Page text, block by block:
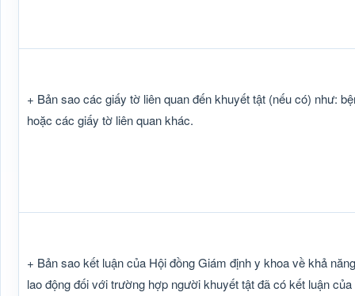
+ Bản sao các giấy tờ liên quan đến khuyết tật (nếu có) như:
hoặc các giấy tờ liên quan khác.
+ Bản sao kết luận của Hội đồng Giám định y khoa về khả
lao động đối với trường hợp người khuyết tật đã có kết luận